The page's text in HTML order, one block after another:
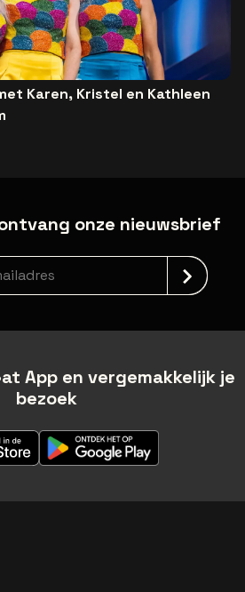
Karen, Kristel en Kathleen
onze nieuwsbrief
App en vergemakkelijk je
bezoek